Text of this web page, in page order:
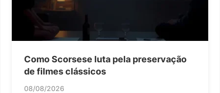
Como Scorsese luta pela preservação
de filmes clássicos
08/08/2026